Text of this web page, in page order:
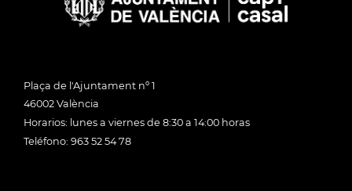
Plaça de l'Ajuntament nº 1
46002 València
Horarios: lunes a viernes de 8:30 a 14:00 horas
Teléfono: 963 52 54 78